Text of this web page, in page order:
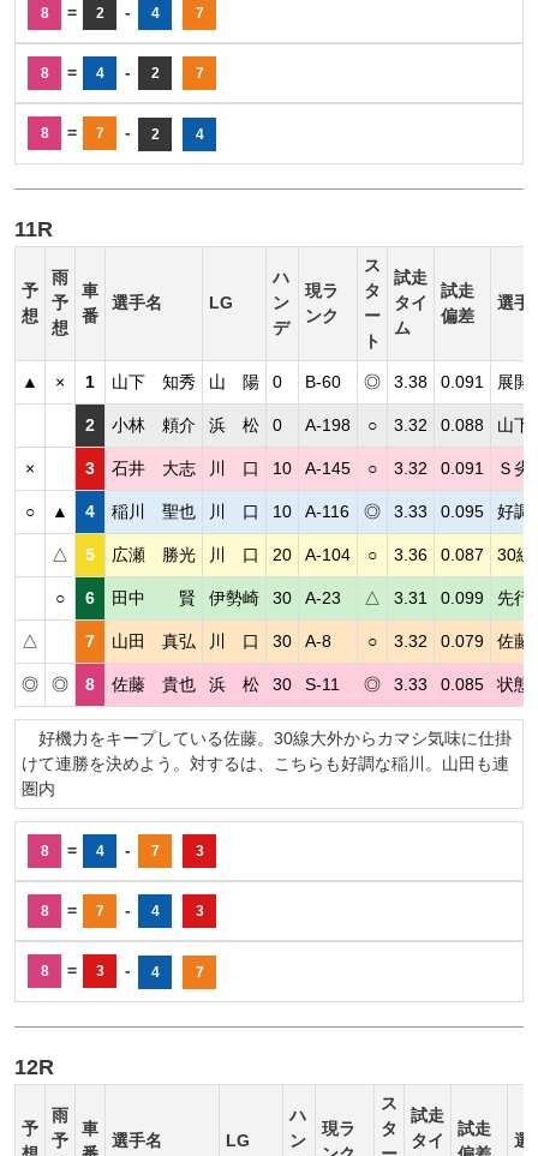
8 = 2 - 4 7
8 = 4 - 2 7
8 = 7 - 2 4
11R
予
想
雨
予
想
車
番
選手名 LG
ハ
ン
デ
現ラ
ンク
ス
タ
ー
ト
試走
タイ
ム
試走
偏差
選手
▲ × 1 山下 知秀 山 陽 0 B-60 ◎ 3.38 0.091 展開
2 小林 頼介 浜 松 0 A-198 ○ 3.32 0.088 山下
× 3 石井 大志 川 口 10 A-145 ○ 3.32 0.091 Ｓ劣
○ ▲ 4 稲川 聖也 川 口 10 A-116 ◎ 3.33 0.095 好調
△ 5 広瀬 勝光 川 口 20 A-104 ○ 3.36 0.087 30線
○ 6 田中 賢 伊勢崎 30 A-23 △ 3.31 0.099 先行
△ 7 山田 真弘 川 口 30 A-8 ○ 3.32 0.079 佐藤
◎ ◎ 8 佐藤 貴也 浜 松 30 S-11 ◎ 3.33 0.085 状態
好機力をキープしている佐藤。30線大外からカマシ気味に仕掛
けて連勝を決めよう。対するは、こちらも好調な稲川。山田も連
圏内
8 = 4 - 7 3
8 = 7 - 4 3
8 = 3 - 4 7
12R
予
雨
予
車
選手名 LG
ハ
ン
現ラ
ス
タ
試走
タイ
試走
選